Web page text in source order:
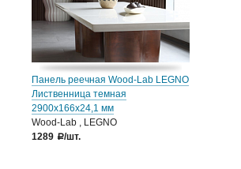
Панель реечная Wood-Lab LEGNO
Лиственница темная
2900х166х24,1 мм
Wood-Lab , LEGNO
1289
a/шт.